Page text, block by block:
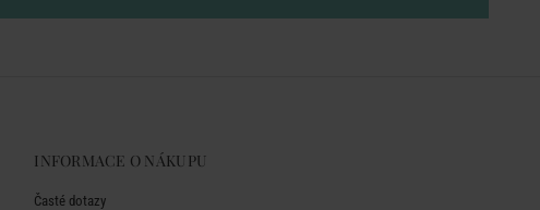
INFORMACE O NÁKUPU
Časté dotazy